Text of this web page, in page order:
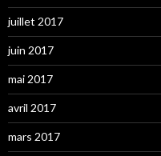
juillet 2017
juin 2017
mai 2017
avril 2017
mars 2017